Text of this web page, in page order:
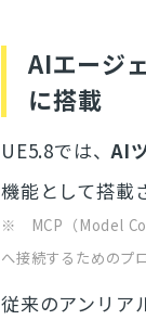
AIエージ
に搭載
UE5.8では、AI
機能として搭載
※ MCP（Model
へ接続するためのプ
従来のアンリア